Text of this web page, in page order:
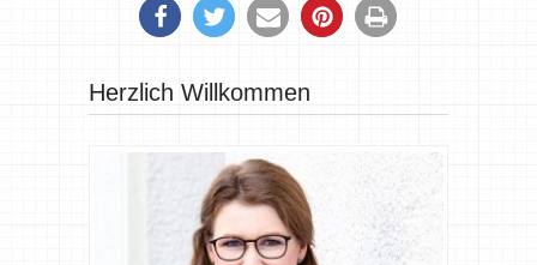
Herzlich Willkommen